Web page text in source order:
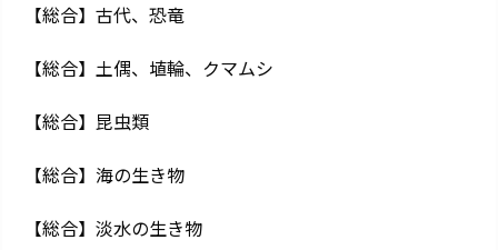
【総合】古代、恐竜
【総合】土偶、埴輪、クマムシ
【総合】昆虫類
【総合】海の生き物
【総合】淡水の生き物